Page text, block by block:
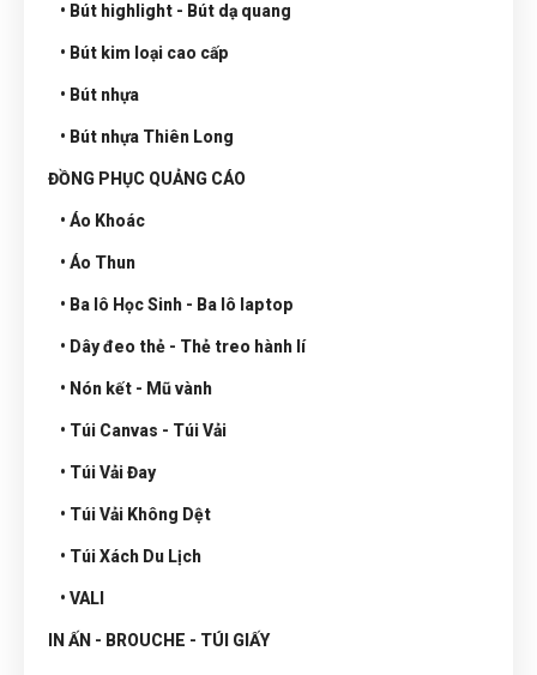
• Bút highlight - Bút dạ quang
• Bút kim loại cao cấp
• Bút nhựa
• Bút nhựa Thiên Long
ĐỒNG PHỤC QUẢNG CÁO
• Áo Khoác
• Áo Thun
• Ba lô Học Sinh - Ba lô laptop
• Dây đeo thẻ - Thẻ treo hành lí
• Nón kết - Mũ vành
• Túi Canvas - Túi Vải
• Túi Vải Đay
• Túi Vải Không Dệt
• Túi Xách Du Lịch
• VALI
IN ẤN - BROUCHE - TÚI GIẤY